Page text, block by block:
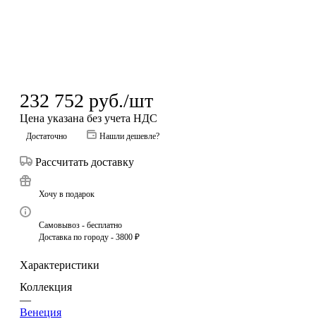
232 752 руб./шт
Цена указана без учета НДС
Достаточно Нашли дешевле?
Рассчитать доставку
Хочу в подарок
Самовывоз - бесплатно
Доставка по городу - 3800 ₽
Характеристики
Коллекция
—
Венеция